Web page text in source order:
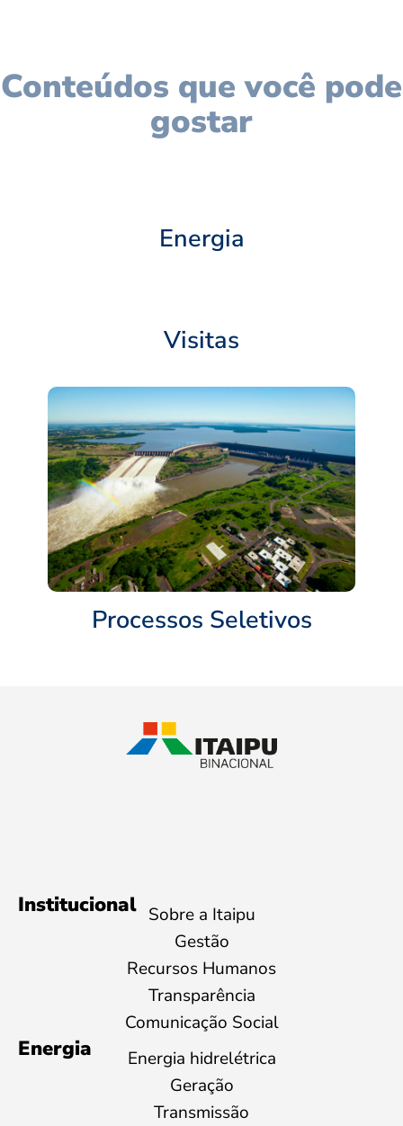
Conteúdos que você pode
gostar
Energia
Visitas
Processos Seletivos
Institucional Sobre a Itaipu
Gestão
Recursos Humanos
Transparência
Comunicação Social
Energia
Energia hidrelétrica
Geração
Transmissão